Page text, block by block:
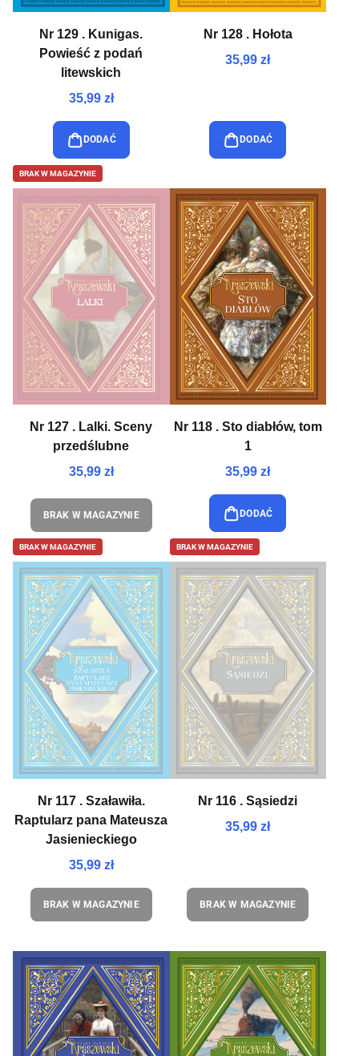
Nr 129 . Kunigas.
Powieść z podań
litewskich
35,99 zł
DODAĆ
Nr 128 . Hołota
35,99 zł
DODAĆ
BRAK W MAGAZYNIE
Nr 127 . Lalki. Sceny
przedślubne
35,99 zł
BRAK W MAGAZYNIE
Nr 118 . Sto diabłów, tom
1
35,99 zł
DODAĆ
BRAK W MAGAZYNIE
Nr 117 . Szaławiła.
Raptularz pana Mateusza
Jasienieckiego
35,99 zł
BRAK W MAGAZYNIE
BRAK W MAGAZYNIE
Nr 116 . Sąsiedzi
35,99 zł
BRAK W MAGAZYNIE